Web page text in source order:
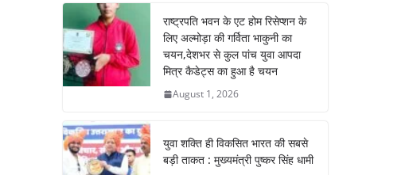
o
o
k
p
m n
राष्ट्रपति भवन के एट होम रिसेप्शन के
लिए अल्मोड़ा की गर्विता भाकुनी का
चयन,देशभर से कुल पांच युवा आपदा
मित्र कैडेट्स का हुआ है चयन
August 1, 2026
युवा शक्ति ही विकसित भारत की सबसे
बड़ी ताकत : मुख्यमंत्री पुष्कर सिंह धामी